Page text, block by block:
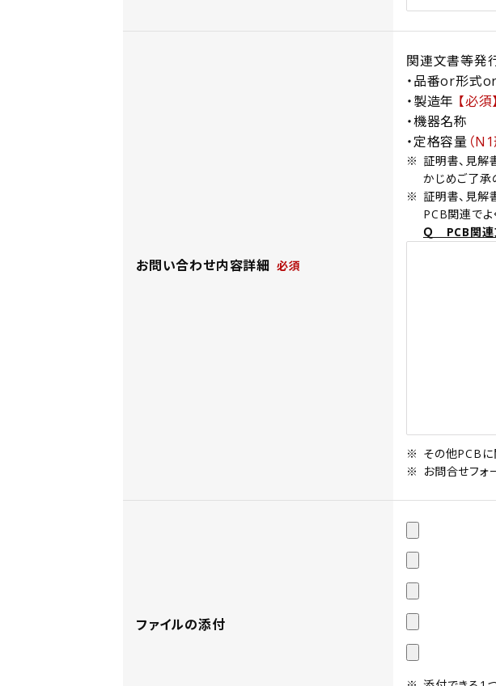
お問い合わせ内容詳細
関連文書等発
・品番or形式
・製造年 【必須】
・機器名称
・定格容量 （
証明書、見解
かじめご了承
証明書、見解
PCB関連で
Ｑ PCB関連
その他PCB
お問合せフォ
ファイルの添付